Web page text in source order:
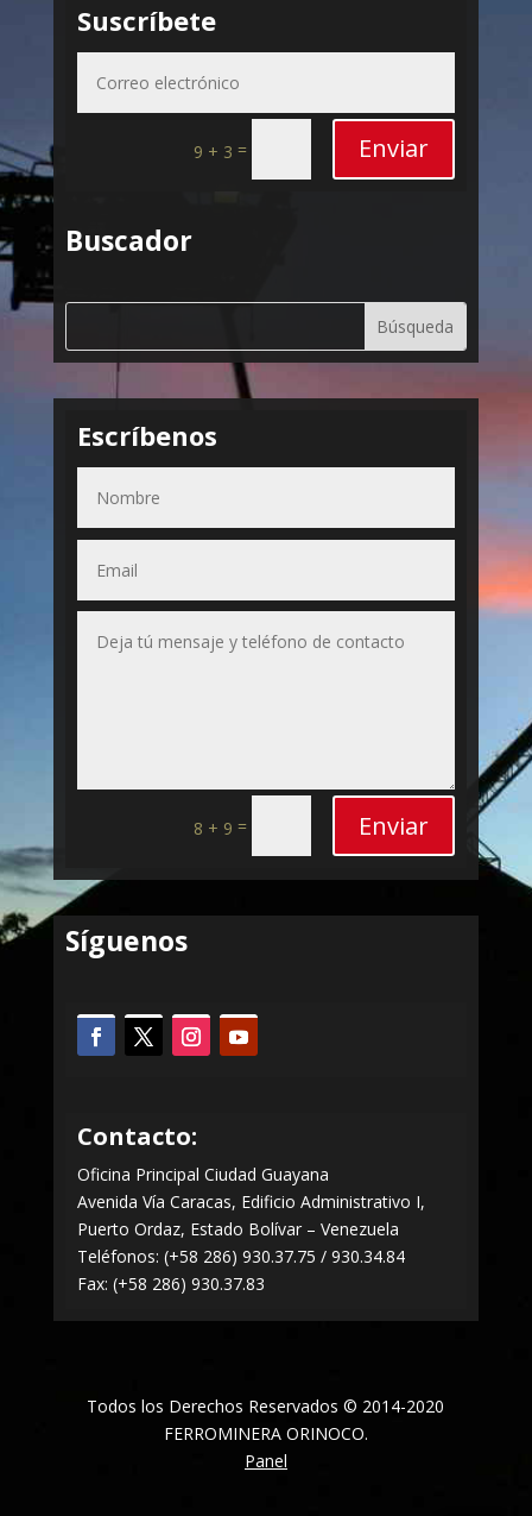
Suscríbete
9 + 3 = Enviar
Buscador
Escríbenos
8 + 9 = Enviar
Síguenos
Contacto:
Oficina Principal Ciudad Guayana
Avenida Vía Caracas, Edificio Administrativo I,
Puerto Ordaz, Estado Bolívar – Venezuela
Teléfonos: (+58 286) 930.37.75 / 930.34.84
Fax: (+58 286) 930.37.83
Todos los Derechos Reservados © 2014-2020
FERROMINERA ORINOCO.
Panel